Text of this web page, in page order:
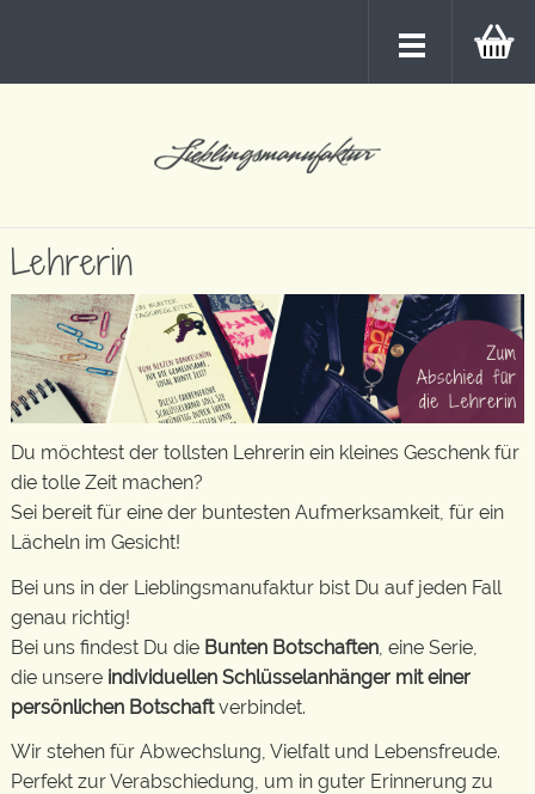
Lehrerin
Du möchtest der tollsten Lehrerin ein kleines Geschenk für
die tolle Zeit machen?
Sei bereit für eine der buntesten Aufmerksamkeit, für ein
Lächeln im Gesicht!
Bei uns in der Lieblingsmanufaktur bist Du auf jeden Fall
genau richtig!
Bei uns findest Du die Bunten Botschaften , eine Serie,
die unsere individuellen Schlüsselanhänger mit einer
persönlichen Botschaftverbindet.
Wir stehen für Abwechslung, Vielfalt und Lebensfreude.
Perfekt zur Verabschiedung, um in guter Erinnerung zu